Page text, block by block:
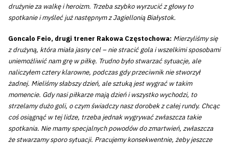
drużynie za walkę i heroizm. Trzeba szybko wyrzucić z głowy to
spotkanie i myśleć już następnym z Jagiellonią Białystok.
Goncalo Feio, drugi trener Rakowa Częstochowa: Mierzyliśmy się
z drużyną, która miała jasny cel – nie stracić gola i wszelkimi sposobami
uniemożliwić nam grę w piłkę. Trudno było stwarzać sytuacje, ale
naliczyłem cztery klarowne, podczas gdy przeciwnik nie stworzył
żadnej. Mieliśmy słabszy dzień, ale sztuką jest wygrać w takim
momencie. Gdy nasi piłkarze mają dzień i wszystko wychodzi, to
strzelamy dużo goli, o czym świadczy nasz dorobek z całej rundy. Chcąc
coś osiągnąć w tej lidze, trzeba jednak wygrywać zwłaszcza takie
spotkania. Nie mamy specjalnych powodów do zmartwień, zwłaszcza
że stwarzamy sporo sytuacji. Pracujemy konsekwentnie, żeby jeszcze